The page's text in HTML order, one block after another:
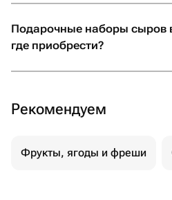
Подарочные наборы сыров
где приобрести?
Рекомендуем
Фрукты, ягоды и фреши